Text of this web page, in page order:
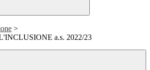
>
a.s. 2022/23